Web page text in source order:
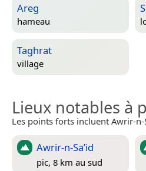
Areg
hameau
Taghrat
village
Lieux notables à
Les points forts incluent Awrir-n-
Awrir-n-Sa’id
pic, 8 km au sud